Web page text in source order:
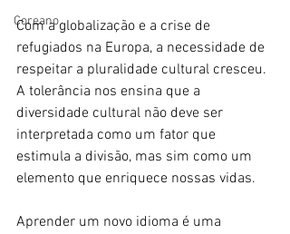
Coreano
Com a globalização e a crise de
refugiados na Europa, a necessidade de
respeitar a pluralidade cultural cresceu.
A tolerância nos ensina que a
diversidade cultural não deve ser
interpretada como um fator que
estimula a divisão, mas sim como um
elemento que enriquece nossas vidas.
Aprender um novo idioma é uma